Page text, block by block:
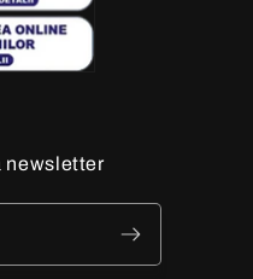
newsletter